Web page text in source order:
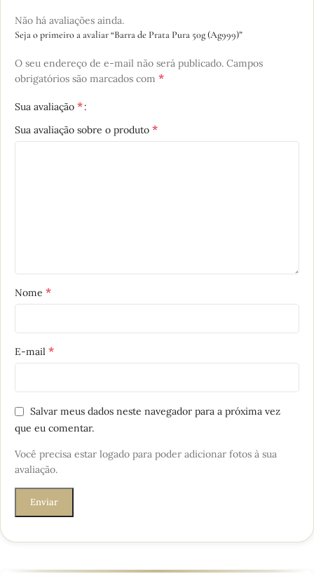
Não há avaliações ainda.
Seja o primeiro a avaliar “Barra de Prata Pura 50g (Ag999)”
O seu endereço de e-mail não será publicado. Campos
obrigatórios são marcados com *
Sua avaliação *
Sua avaliação sobre o produto *
Nome *
E-mail *
Salvar meus dados neste navegador para a próxima vez
que eu comentar.
Você precisa estar logado para poder adicionar fotos à sua
avaliação.